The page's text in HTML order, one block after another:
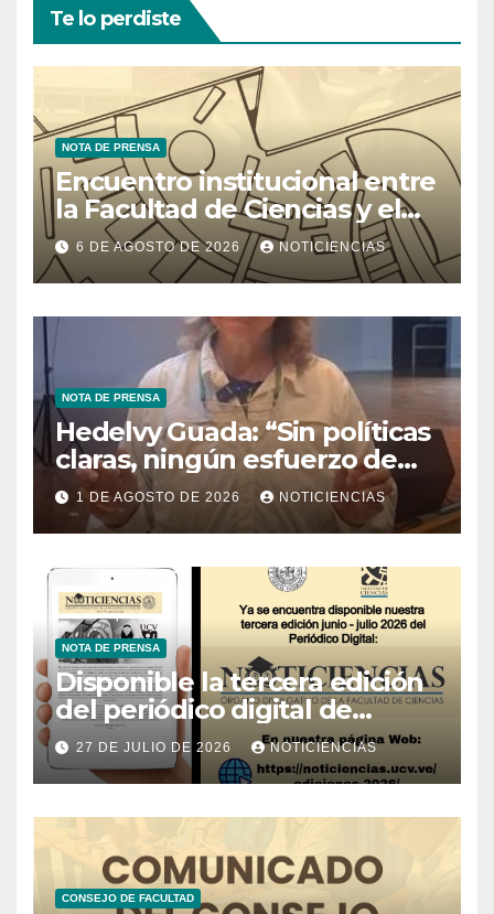
Te lo perdiste
NOTA DE PRENSA
Encuentro institucional entre
la Facultad de Ciencias y el
Ministerio de Ciencia y
Tecnología
6 DE AGOSTO DE 2026 NOTICIENCIAS
NOTA DE PRENSA
Hedelvy Guada: “Sin políticas
claras, ningún esfuerzo de
conservación rendirá frutos”
1 DE AGOSTO DE 2026 NOTICIENCIAS
NOTA DE PRENSA
Disponible la tercera edición
del periódico digital de
Noticiencias 2026
27 DE JULIO DE 2026 NOTICIENCIAS
CONSEJO DE FACULTAD